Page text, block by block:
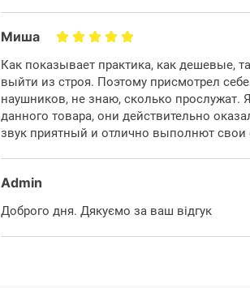
Входить до комплекту:
Характеристики та комплектація товару
повідомлення.
Миша
Как показывает практика, как дешевые,
выйти из строя. Поэтому присмотрел
наушников, не знаю, сколько прослужат.
данного товара, они действительно
звук приятный и отлично выполнют свои
Admin
Доброго дня. Дякуємо за ваш відгук